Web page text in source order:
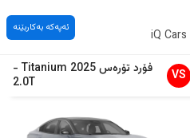
ئەپەکە بەکاربێنە
VS فۆردتۆرەس2025
Titanium
-
2.0T